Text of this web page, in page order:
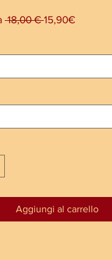
18,00 € Prezzo
15,90€
Aggiungi al carrello